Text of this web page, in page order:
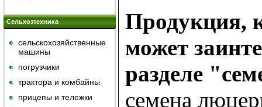
Сельхозтехника
сельскохозяйственные
машины
погрузчики
трактора и комбайны
прицепы и тележки
Продукция,
может
разделе
семена